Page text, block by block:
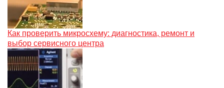
Как проверить микросхему: диагностика, ремонт и
выбор сервисного центра